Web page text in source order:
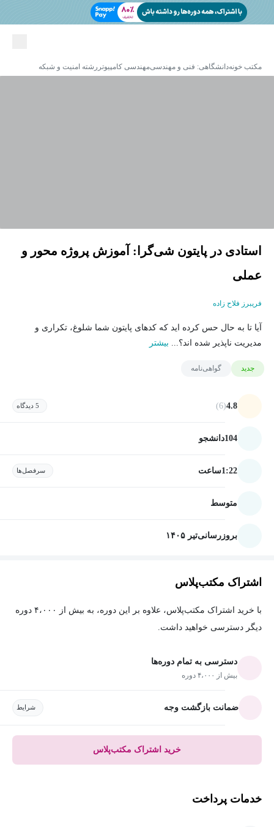
مکتب خونهدانشگاهی: فنی و مهندسیمهندسی کامپیوتر رشته امنیت و شبکه
استادی در پایتون شی‌گرا: آموزش پروژه ‌محور و
عملی
فریبرز فلاح زاده
آیا تا به حال حس کرده اید که کدهای پایتون شما شلوغ، تکراری و
مدیریت ناپذیر شده اند؟... بیشتر
جدید گواهی‌نامه
4.8
(6) 5 دیدگاه
104دانشجو
1:22ساعت سرفصل‌ها
متوسط
بروزرسانیتیر ۱۴۰۵
اشتراک مکتب‌پلاس
با خرید اشتراک مکتب‌پلاس، علاوه بر این دوره، به بیش از ۴،۰۰۰ دوره
دیگر دسترسی خواهید داشت.
دسترسی به تمام دوره‌ها
بیش از ۴،۰۰۰ دوره
ضمانت بازگشت وجه شرایط
خرید اشتراک مکتب‌پلاس
خدمات پرداخت